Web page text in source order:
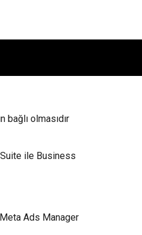
bağlı olmasıdır
ile Business
Ads Manager